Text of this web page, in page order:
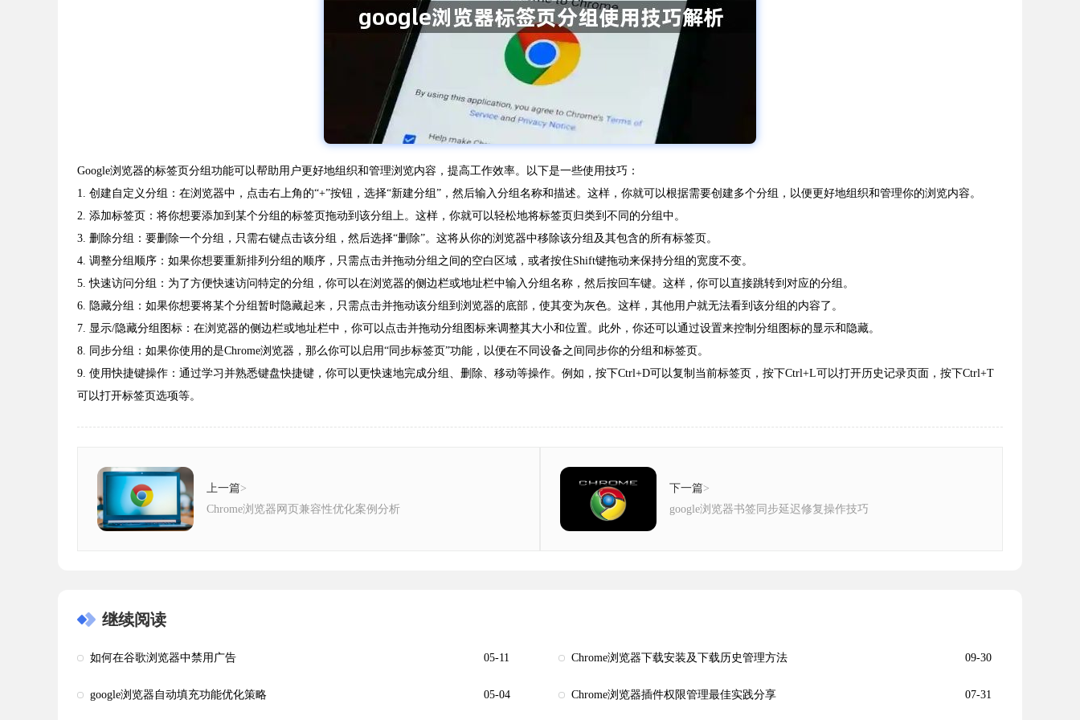
Google浏览器的标签页分组功能可以帮助用户更好地组织和管理浏览内容，提高工作效率。以下是一些使用技巧：
1. 创建自定义分组：在浏览器中，点击右上角的“+”按钮，选择“新建分组”，然后输入分组名称和描述。这样，你就可以根据需要创建多个分组，以便更好地组织和管理你的浏览内容。
2. 添加标签页：将你想要添加到某个分组的标签页拖动到该分组上。这样，你就可以轻松地将标签页归类到不同的分组中。
3. 删除分组：要删除一个分组，只需右键点击该分组，然后选择“删除”。这将从你的浏览器中移除该分组及其包含的所有标签页。
4. 调整分组顺序：如果你想要重新排列分组的顺序，只需点击并拖动分组之间的空白区域，或者按住Shift键拖动来保持分组的宽度不变。
5. 快速访问分组：为了方便快速访问特定的分组，你可以在浏览器的侧边栏或地址栏中输入分组名称，然后按回车键。这样，你可以直接跳转到对应的分组。
6. 隐藏分组：如果你想要将某个分组暂时隐藏起来，只需点击并拖动该分组到浏览器的底部，使其变为灰色。这样，其他用户就无法看到该分组的内容了。
7. 显示/隐藏分组图标：在浏览器的侧边栏或地址栏中，你可以点击并拖动分组图标来调整其大小和位置。此外，你还可以通过设置来控制分组图标的显示和隐藏。
8. 同步分组：如果你使用的是Chrome浏览器，那么你可以启用“同步标签页”功能，以便在不同设备之间同步你的分组和标签页。
9. 使用快捷键操作：通过学习并熟悉键盘快捷键，你可以更快速地完成分组、删除、移动等操作。例如，按下Ctrl+D可以复制当前标签页，按下Ctrl+L可以打开历史记录页面，按下Ctrl+T
可以打开标签页选项等。
上一篇>
Chrome浏览器网页兼容性优化案例分析
下一篇>
google浏览器书签同步延迟修复操作技巧
继续阅读
如何在谷歌浏览器中禁用广告 05-11 Chrome浏览器下载安装及下载历史管理方法 09-30
google浏览器自动填充功能优化策略 05-04 Chrome浏览器插件权限管理最佳实践分享 07-31